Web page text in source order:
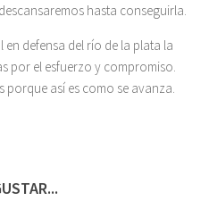
hasta conseguirla.
defensa del río de la plata la
por el esfuerzo y compromiso.
así es como se avanza.